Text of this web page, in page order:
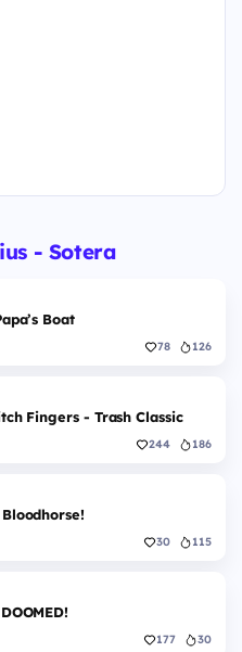
- Sotera
Boat
78 126
Fingers - Trash Classic
244 186
30 115
177 30